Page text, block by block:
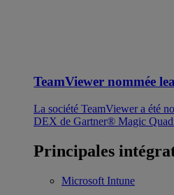
TeamViewer nommée
La société TeamViewer a été
DEX de Gartner® Magic
Principales
Microsoft Intune